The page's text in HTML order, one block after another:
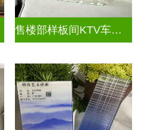
售楼部样板间KTV车刻玻璃